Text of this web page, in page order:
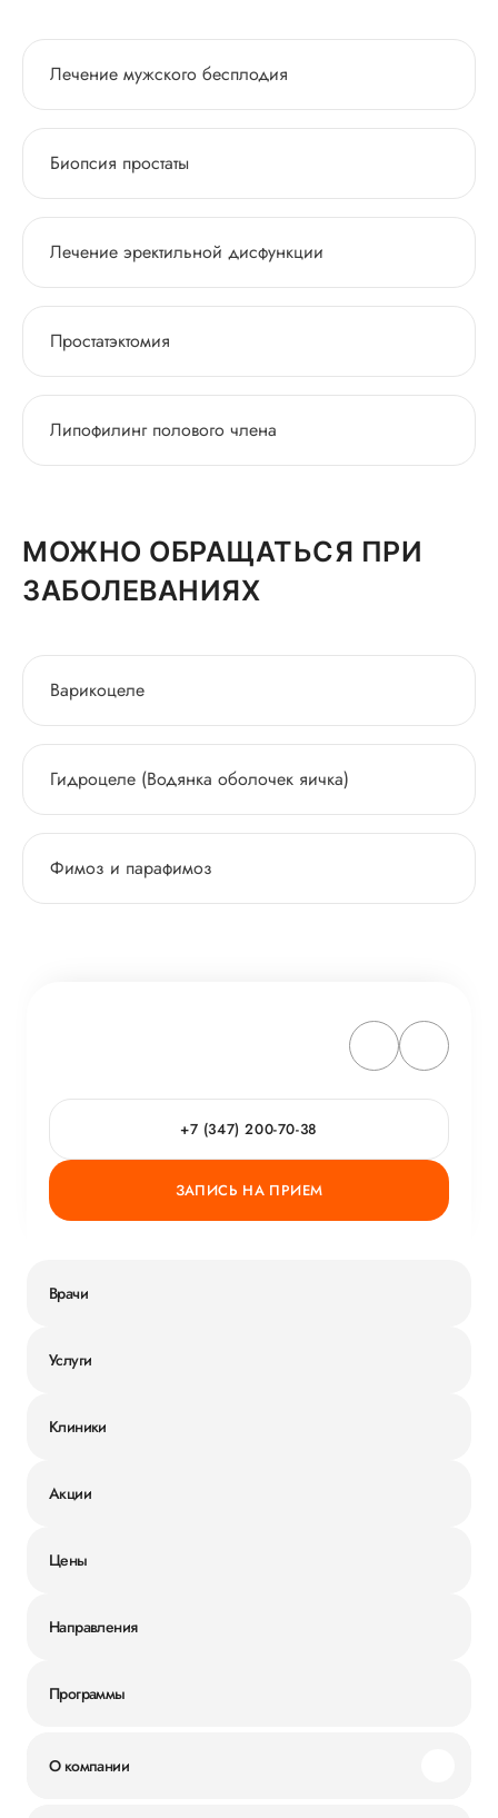
Лечение мужского бесплодия
Биопсия простаты
Лечение эректильной дисфункции
Простатэктомия
Липофилинг полового члена
МОЖНО ОБРАЩАТЬСЯ ПРИ
ЗАБОЛЕВАНИЯХ
Варикоцеле
Гидроцеле (Водянка оболочек яичка)
Фимоз и парафимоз
+7 (347) 200-70-38
ЗАПИСЬ НА ПРИЕМ
Врачи
Услуги
Клиники
Акции
Цены
Направления
Программы
О компании